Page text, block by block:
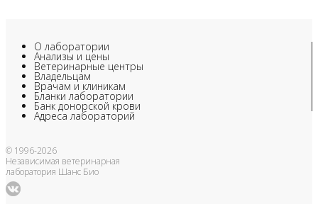
О лаборатории
Анализы и цены
Ветеринарные центры
Владельцам
Врачам и клиникам
Бланки лаборатории
Банк донорской крови
Адреса лабораторий
© 1996-2026
Независимая ветеринарная
лаборатория Шанс Био